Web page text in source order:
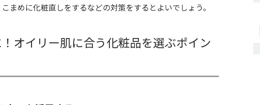
まめに化粧直しをするなどの対策をするとよいでしょう。
オイリー肌に合う化粧品を選ぶポイン